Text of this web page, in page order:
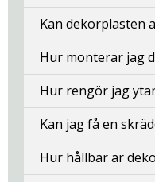
Kan dekorplasten
Hur monterar jag
Hur rengör jag
Kan jag få en
Hur hållbar är